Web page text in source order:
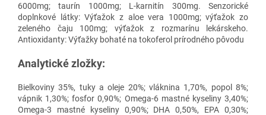
6000mg; taurín 1000mg; L-karnitín 300mg. Senzorické
doplnkové látky: Výťažok z aloe vera 1000mg; výťažok zo
zeleného čaju 100mg; výťažok z rozmarínu lekárskeho.
Antioxidanty: Výťažky bohaté na tokoferol prírodného pôvodu
Analytické zložky:
Bielkoviny 35%, tuky a oleje 20%; vláknina 1,70%, popol 8%;
vápnik 1,30%; fosfor 0,90%; Omega-6 mastné kyseliny 3,40%;
Omega-3 mastné kyseliny 0,90%; DHA 0,50%, EPA 0,30%;